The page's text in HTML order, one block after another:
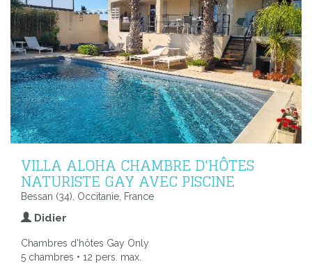
VILLA ALOHA CHAMBRE D'HÔTES
NATURISTE GAY AVEC PISCINE
Bessan (34), Occitanie, France
Didier
Chambres d'hôtes Gay Only
5 chambres • 12 pers. max.